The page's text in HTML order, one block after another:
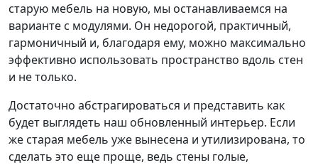
старую мебель на новую, мы останавливаемся на
варианте с модулями. Он недорогой, практичный,
гармоничный и, благодаря ему, можно максимально
эффективно использовать пространство вдоль стен
и не только.
Достаточно абстрагироваться и представить как
будет выглядеть наш обновленный интерьер. Если
же старая мебель уже вынесена и утилизирована, то
сделать это еще проще, ведь стены голые,